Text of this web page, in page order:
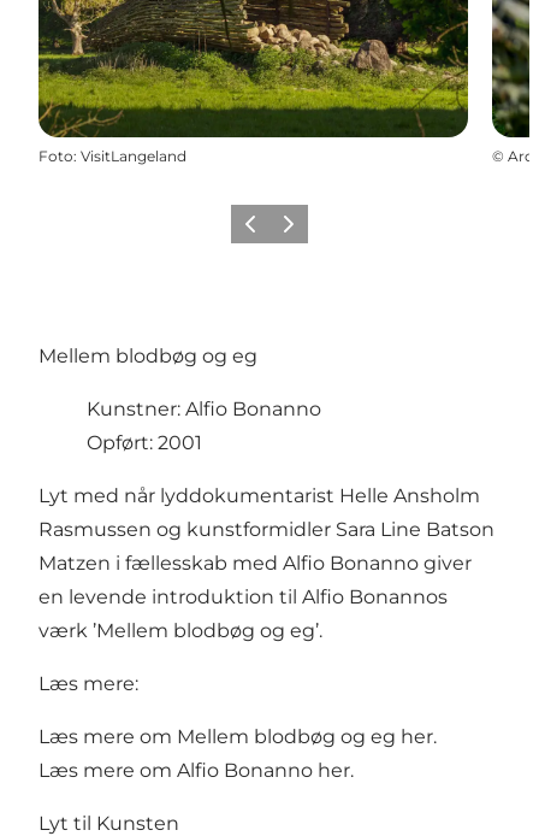
Foto: VisitLangeland © Ard
ForrigeNæste
Mellem blodbøg og eg
Kunstner: Alfio Bonanno
Opført: 2001
Lyt med når lyddokumentarist Helle Ansholm
Rasmussen og kunstformidler Sara Line Batson
Matzen i fællesskab med Alfio Bonanno giver
en levende introduktion til Alfio Bonannos
værk ’Mellem blodbøg og eg’.
Læs mere:
Læs mere om Mellem blodbøg og eg her.
Læs mere om Alfio Bonanno her.
Lyt til Kunsten